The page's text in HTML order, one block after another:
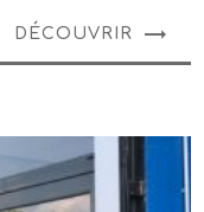
DÉCOUVRIR